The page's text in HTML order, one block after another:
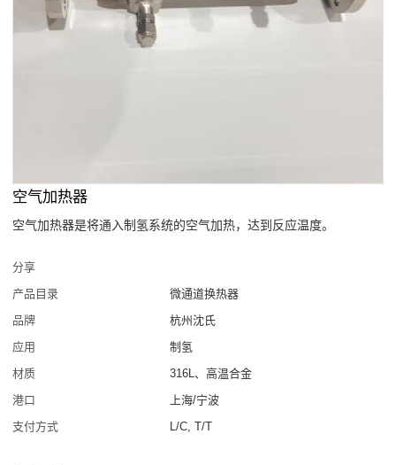
空气加热器
空气加热器是将通入制氢系统的空气加热，达到反应温度。
分享
产品目录
微通道换热器
品牌
杭州沈氏
应用
制氢
材质
316L、高温合金
港口
上海/宁波
支付方式
L/C, T/T